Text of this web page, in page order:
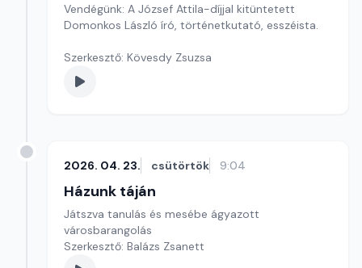
Vendégünk: A József Attila-díjjal kitüntetett
Domonkos László író, történetkutató, esszéista.
Szerkesztő: Kövesdy Zsuzsa
2026. 04. 23. csütörtök 9:04
Házunk táján
Játszva tanulás és mesébe ágyazott
városbarangolás
Szerkesztő: Balázs Zsanett